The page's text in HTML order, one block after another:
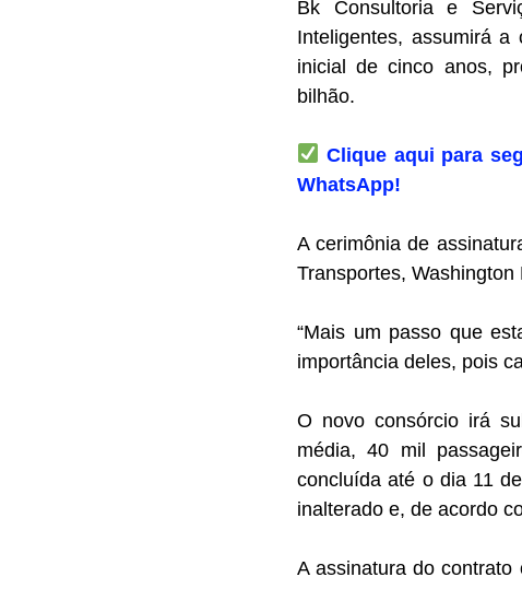
Bk Consultoria e
Inteligentes, assumirá
inicial de cinco anos,
bilhão.
Clique aqui para
WhatsApp!
A cerimônia de
Transportes,
“Mais um passo que
importância deles, pois
O novo consórcio irá
média, 40 mil
concluída até o dia 11
inalterado e, de acordo
A assinatura do